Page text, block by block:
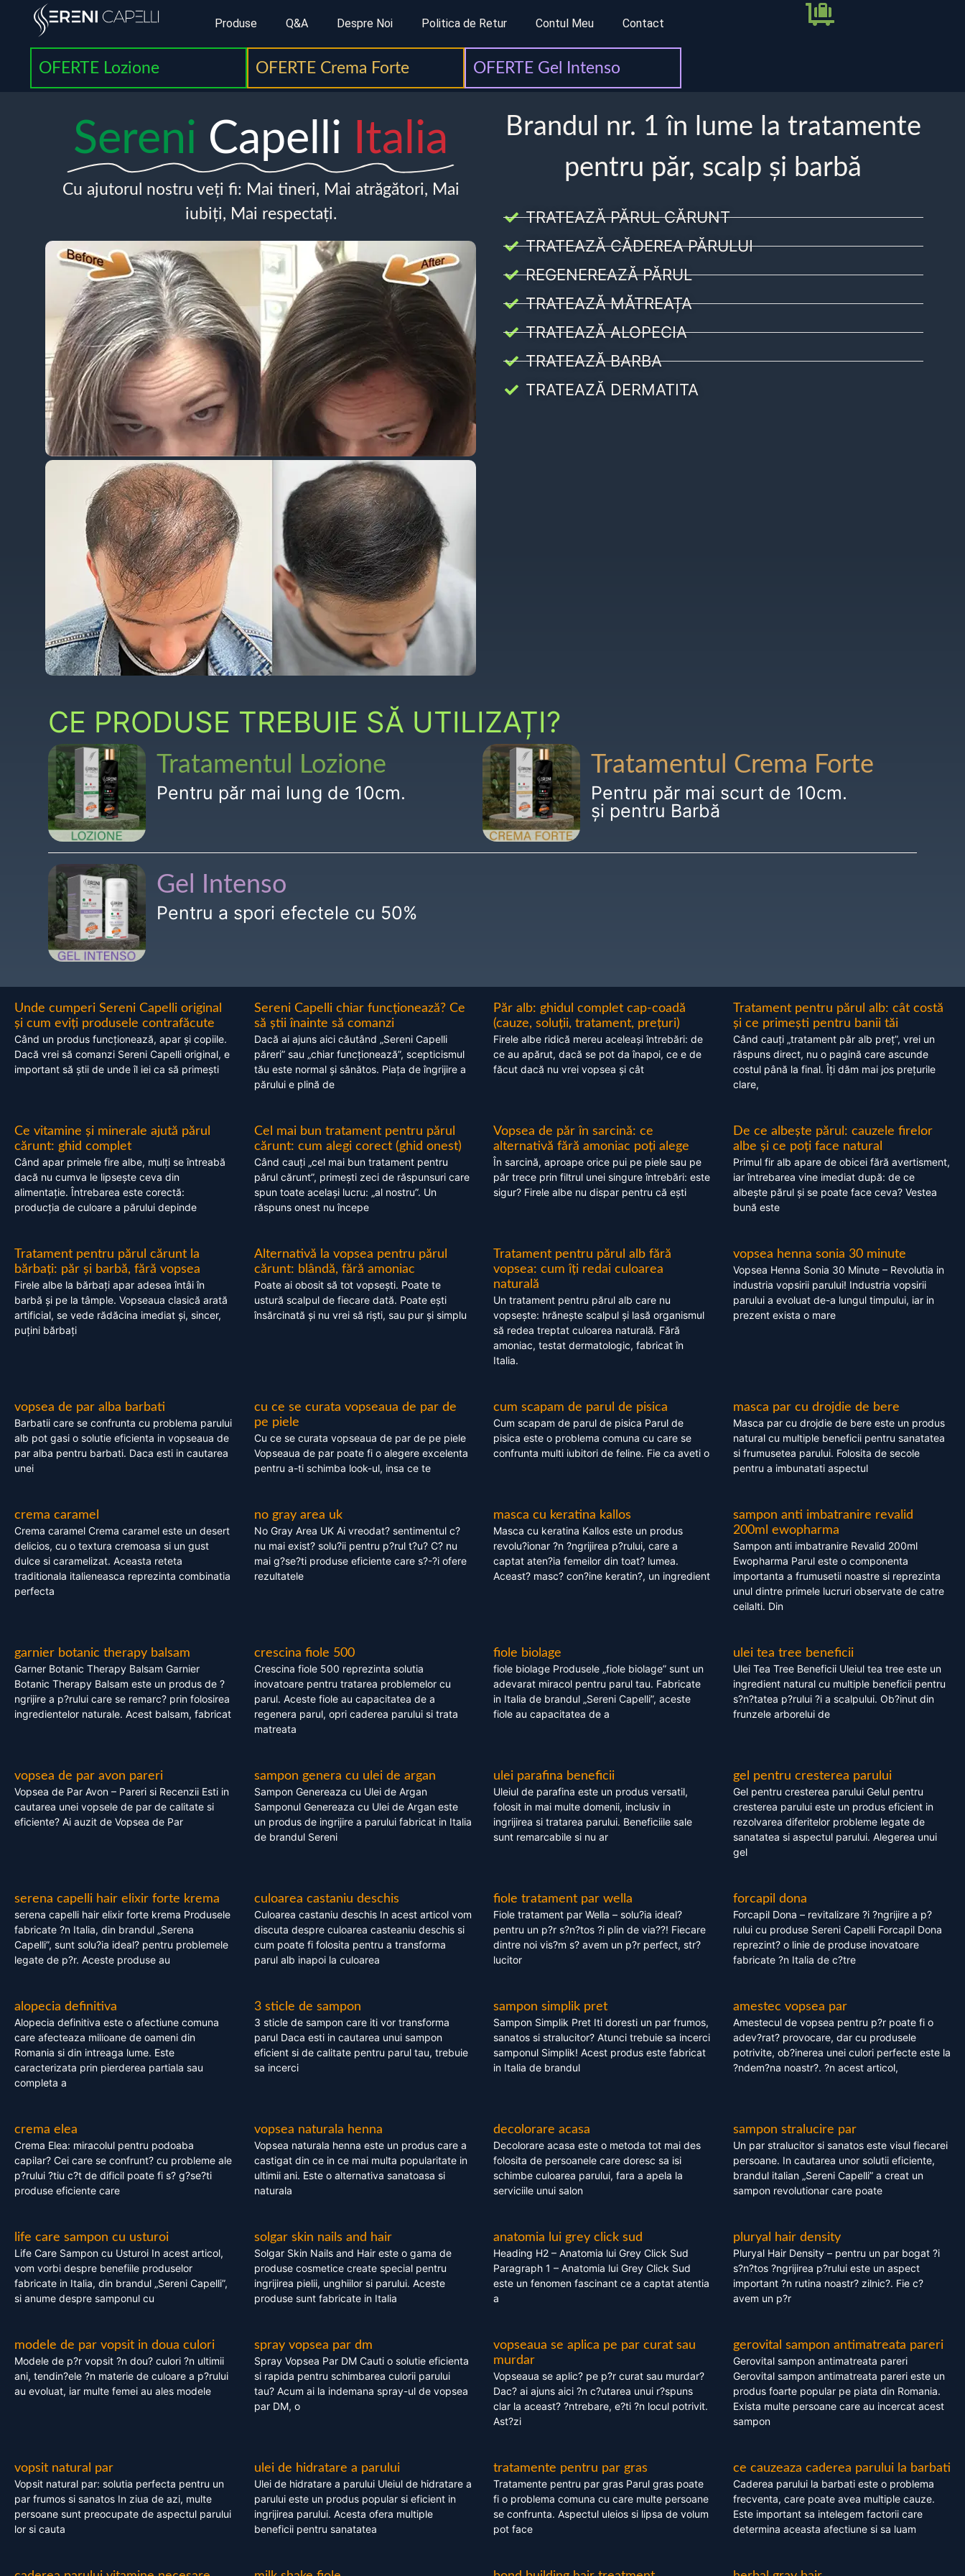
Produse Q&A Despre Noi Politica de Retur Contul Meu Contact
OFERTE Lozione OFERTE Crema Forte OFERTE Gel Intenso
Sereni Capelli Italia
Cu ajutorul nostru veți fi: Mai tineri, Mai atrăgători, Mai
iubiți, Mai respectați.
Brandul nr. 1 în lume la tratamente
pentru păr, scalp și barbă
TRATEAZĂ PĂRUL CĂRUNT
TRATEAZĂ CĂDEREA PĂRULUI
REGENEREAZĂ PĂRUL
TRATEAZĂ MĂTREAȚA
TRATEAZĂ ALOPECIA
TRATEAZĂ BARBA
TRATEAZĂ DERMATITA
CE PRODUSE TREBUIE SĂ UTILIZAȚI?
Tratamentul Lozione
Pentru păr mai lung de 10cm.
Tratamentul Crema Forte
Pentru păr mai scurt de 10cm.
și pentru Barbă
Gel Intenso
Pentru a spori efectele cu 50%
Unde cumperi Sereni Capelli original
și cum eviți produsele contrafăcute
Când un produs funcționează, apar și copiile.
Dacă vrei să comanzi Sereni Capelli original, e
important să știi de unde îl iei ca să primești
Sereni Capelli chiar funcționează? Ce
să știi înainte să comanzi
Dacă ai ajuns aici căutând „Sereni Capelli
păreri” sau „chiar funcționează”, scepticismul
tău este normal și sănătos. Piața de îngrijire a
părului e plină de
Păr alb: ghidul complet cap-coadă
(cauze, soluții, tratament, prețuri)
Firele albe ridică mereu aceleași întrebări: de
ce au apărut, dacă se pot da înapoi, ce e de
făcut dacă nu vrei vopsea și cât
Tratament pentru părul alb: cât costă
și ce primești pentru banii tăi
Când cauți „tratament păr alb preț”, vrei un
răspuns direct, nu o pagină care ascunde
costul până la final. Îți dăm mai jos prețurile
clare,
Ce vitamine și minerale ajută părul
cărunt: ghid complet
Când apar primele fire albe, mulți se întreabă
dacă nu cumva le lipsește ceva din
alimentație. Întrebarea este corectă:
producția de culoare a părului depinde
Cel mai bun tratament pentru părul
cărunt: cum alegi corect (ghid onest)
Când cauți „cel mai bun tratament pentru
părul cărunt”, primești zeci de răspunsuri care
spun toate același lucru: „al nostru”. Un
răspuns onest nu începe
Vopsea de păr în sarcină: ce
alternativă fără amoniac poți alege
În sarcină, aproape orice pui pe piele sau pe
păr trece prin filtrul unei singure întrebări: este
sigur? Firele albe nu dispar pentru că ești
De ce albește părul: cauzele firelor
albe și ce poți face natural
Primul fir alb apare de obicei fără avertisment,
iar întrebarea vine imediat după: de ce
albește părul și se poate face ceva? Vestea
bună este
Tratament pentru părul cărunt la
bărbați: păr și barbă, fără vopsea
Firele albe la bărbați apar adesea întâi în
barbă și pe la tâmple. Vopseaua clasică arată
artificial, se vede rădăcina imediat și, sincer,
puțini bărbați
Alternativă la vopsea pentru părul
cărunt: blândă, fără amoniac
Poate ai obosit să tot vopsești. Poate te
ustură scalpul de fiecare dată. Poate ești
însărcinată și nu vrei să riști, sau pur și simplu
Tratament pentru părul alb fără
vopsea: cum îți redai culoarea
naturală
Un tratament pentru părul alb care nu
vopsește: hrănește scalpul și lasă organismul
să redea treptat culoarea naturală. Fără
amoniac, testat dermatologic, fabricat în
Italia.
vopsea henna sonia 30 minute
Vopsea Henna Sonia 30 Minute – Revolutia in
industria vopsirii parului! Industria vopsirii
parului a evoluat de-a lungul timpului, iar in
prezent exista o mare
vopsea de par alba barbati
Barbatii care se confrunta cu problema parului
alb pot gasi o solutie eficienta in vopseaua de
par alba pentru barbati. Daca esti in cautarea
unei
cu ce se curata vopseaua de par de
pe piele
Cu ce se curata vopseaua de par de pe piele
Vopseaua de par poate fi o alegere excelenta
pentru a-ti schimba look-ul, insa ce te
cum scapam de parul de pisica
Cum scapam de parul de pisica Parul de
pisica este o problema comuna cu care se
confrunta multi iubitori de feline. Fie ca aveti o
masca par cu drojdie de bere
Masca par cu drojdie de bere este un produs
natural cu multiple beneficii pentru sanatatea
si frumusetea parului. Folosita de secole
pentru a imbunatati aspectul
crema caramel
Crema caramel Crema caramel este un desert
delicios, cu o textura cremoasa si un gust
dulce si caramelizat. Aceasta reteta
traditionala italieneasca reprezinta combinatia
perfecta
no gray area uk
No Gray Area UK Ai vreodat? sentimentul c?
nu mai exist? solu?ii pentru p?rul t?u? C? nu
mai g?se?ti produse eficiente care s?-?i ofere
rezultatele
masca cu keratina kallos
Masca cu keratina Kallos este un produs
revolu?ionar ?n ?ngrijirea p?rului, care a
captat aten?ia femeilor din toat? lumea.
Aceast? masc? con?ine keratin?, un ingredient
sampon anti imbatranire revalid
200ml ewopharma
Sampon anti imbatranire Revalid 200ml
Ewopharma Parul este o componenta
importanta a frumusetii noastre si reprezinta
unul dintre primele lucruri observate de catre
ceilalti. Din
garnier botanic therapy balsam
Garner Botanic Therapy Balsam Garnier
Botanic Therapy Balsam este un produs de ?
ngrijire a p?rului care se remarc? prin folosirea
ingredientelor naturale. Acest balsam, fabricat
crescina fiole 500
Crescina fiole 500 reprezinta solutia
inovatoare pentru tratarea problemelor cu
parul. Aceste fiole au capacitatea de a
regenera parul, opri caderea parului si trata
matreata
fiole biolage
fiole biolage Produsele „fiole biolage” sunt un
adevarat miracol pentru parul tau. Fabricate
in Italia de brandul „Sereni Capelli”, aceste
fiole au capacitatea de a
ulei tea tree beneficii
Ulei Tea Tree Beneficii Uleiul tea tree este un
ingredient natural cu multiple beneficii pentru
s?n?tatea p?rului ?i a scalpului. Ob?inut din
frunzele arborelui de
vopsea de par avon pareri
Vopsea de Par Avon – Pareri si Recenzii Esti in
cautarea unei vopsele de par de calitate si
eficiente? Ai auzit de Vopsea de Par
sampon genera cu ulei de argan
Sampon Genereaza cu Ulei de Argan
Samponul Genereaza cu Ulei de Argan este
un produs de ingrijire a parului fabricat in Italia
de brandul Sereni
ulei parafina beneficii
Uleiul de parafina este un produs versatil,
folosit in mai multe domenii, inclusiv in
ingrijirea si tratarea parului. Beneficiile sale
sunt remarcabile si nu ar
gel pentru cresterea parului
Gel pentru cresterea parului Gelul pentru
cresterea parului este un produs eficient in
rezolvarea diferitelor probleme legate de
sanatatea si aspectul parului. Alegerea unui
gel
serena capelli hair elixir forte krema
serena capelli hair elixir forte krema Produsele
fabricate ?n Italia, din brandul „Serena
Capelli”, sunt solu?ia ideal? pentru problemele
legate de p?r. Aceste produse au
culoarea castaniu deschis
Culoarea castaniu deschis In acest articol vom
discuta despre culoarea casteaniu deschis si
cum poate fi folosita pentru a transforma
parul alb inapoi la culoarea
fiole tratament par wella
Fiole tratament par Wella – solu?ia ideal?
pentru un p?r s?n?tos ?i plin de via??! Fiecare
dintre noi vis?m s? avem un p?r perfect, str?
lucitor
forcapil dona
Forcapil Dona – revitalizare ?i ?ngrijire a p?
rului cu produse Sereni Capelli Forcapil Dona
reprezint? o linie de produse inovatoare
fabricate ?n Italia de c?tre
alopecia definitiva
Alopecia definitiva este o afectiune comuna
care afecteaza milioane de oameni din
Romania si din intreaga lume. Este
caracterizata prin pierderea partiala sau
completa a
3 sticle de sampon
3 sticle de sampon care iti vor transforma
parul Daca esti in cautarea unui sampon
eficient si de calitate pentru parul tau, trebuie
sa incerci
sampon simplik pret
Sampon Simplik Pret Iti doresti un par frumos,
sanatos si stralucitor? Atunci trebuie sa incerci
samponul Simplik! Acest produs este fabricat
in Italia de brandul
amestec vopsea par
Amestecul de vopsea pentru p?r poate fi o
adev?rat? provocare, dar cu produsele
potrivite, ob?inerea unei culori perfecte este la
?ndem?na noastr?. ?n acest articol,
crema elea
Crema Elea: miracolul pentru podoaba
capilar? Cei care se confrunt? cu probleme ale
p?rului ?tiu c?t de dificil poate fi s? g?se?ti
produse eficiente care
vopsea naturala henna
Vopsea naturala henna este un produs care a
castigat din ce in ce mai multa popularitate in
ultimii ani. Este o alternativa sanatoasa si
naturala
decolorare acasa
Decolorare acasa este o metoda tot mai des
folosita de persoanele care doresc sa isi
schimbe culoarea parului, fara a apela la
serviciile unui salon
sampon stralucire par
Un par stralucitor si sanatos este visul fiecarei
persoane. In cautarea unor solutii eficiente,
brandul italian „Sereni Capelli” a creat un
sampon revolutionar care poate
life care sampon cu usturoi
Life Care Sampon cu Usturoi In acest articol,
vom vorbi despre benefiile produselor
fabricate in Italia, din brandul „Sereni Capelli”,
si anume despre samponul cu
solgar skin nails and hair
Solgar Skin Nails and Hair este o gama de
produse cosmetice create special pentru
ingrijirea pielii, unghiilor si parului. Aceste
produse sunt fabricate in Italia
anatomia lui grey click sud
Heading H2 – Anatomia lui Grey Click Sud
Paragraph 1 – Anatomia lui Grey Click Sud
este un fenomen fascinant ce a captat atentia
a
pluryal hair density
Pluryal Hair Density – pentru un par bogat ?i
s?n?tos ?ngrijirea p?rului este un aspect
important ?n rutina noastr? zilnic?. Fie c?
avem un p?r
modele de par vopsit in doua culori
Modele de p?r vopsit ?n dou? culori ?n ultimii
ani, tendin?ele ?n materie de culoare a p?rului
au evoluat, iar multe femei au ales modele
spray vopsea par dm
Spray Vopsea Par DM Cauti o solutie eficienta
si rapida pentru schimbarea culorii parului
tau? Acum ai la indemana spray-ul de vopsea
par DM, o
vopseaua se aplica pe par curat sau
murdar
Vopseaua se aplic? pe p?r curat sau murdar?
Dac? ai ajuns aici ?n c?utarea unui r?spuns
clar la aceast? ?ntrebare, e?ti ?n locul potrivit.
Ast?zi
gerovital sampon antimatreata pareri
Gerovital sampon antimatreata pareri
Gerovital sampon antimatreata pareri este un
produs foarte popular pe piata din Romania.
Exista multe persoane care au incercat acest
sampon
vopsit natural par
Vopsit natural par: solutia perfecta pentru un
par frumos si sanatos In ziua de azi, multe
persoane sunt preocupate de aspectul parului
lor si cauta
ulei de hidratare a parului
Ulei de hidratare a parului Uleiul de hidratare a
parului este un produs popular si eficient in
ingrijirea parului. Acesta ofera multiple
beneficii pentru sanatatea
tratamente pentru par gras
Tratamente pentru par gras Parul gras poate
fi o problema comuna cu care multe persoane
se confrunta. Aspectul uleios si lipsa de volum
pot face
ce cauzeaza caderea parului la barbati
Caderea parului la barbati este o problema
frecventa, care poate avea multiple cauze.
Este important sa intelegem factorii care
determina aceasta afectiune si sa luam